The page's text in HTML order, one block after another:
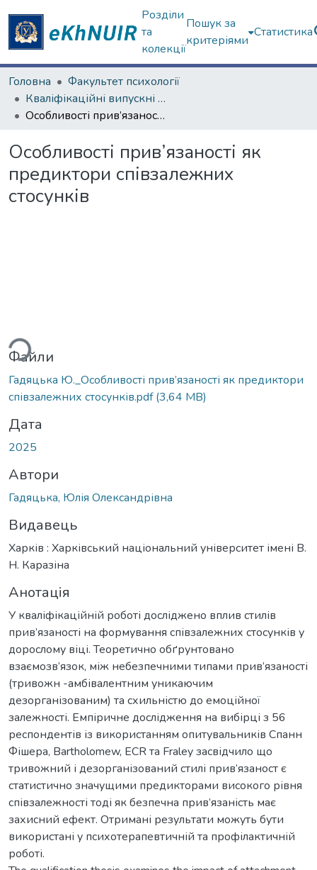
Розділи
та
колекції
Пошук за
критеріями
Статистика
Головна
Факультет психології
Кваліфікаційні випускні роботи магістрів. Факультет психології
Особливості прив’язаності як предиктори співзалежних стосунків
Особливості прив’язаності як
предиктори співзалежних
стосунків
Файли
Гадяцька Ю._Особливості прив’язаності як предиктори
співзалежних стосунків.pdf(3,64 MB)
Дата
2025
Автори
Гадяцька, Юлія Олександрівна
Видавець
Харків : Харківський національний університет імені В.
Н. Каразіна
Анотація
У кваліфікаційній роботі досліджено вплив стилів
прив’язаності на формування співзалежних стосунків у
дорослому віці. Теоретично обґрунтовано
взаємозв’язок, між небезпечними типами прив’язаності
(тривожн -амбівалентним уникаючим
дезорганізованим) та схильністю до емоційної
залежності. Емпіричне дослідження на вибірці з 56
респондентів із використанням опитувальників Спанн
Фішера, Bartholomew, ECR та Fraley засвідчило що
тривожний і дезорганізований стилі прив’язаност є
статистично значущими предикторами високого рівня
співзалежності тоді як безпечна прив’язаність має
захисний ефект. Отримані результати можуть бути
використані у психотерапевтичній та профілактичній
роботі.